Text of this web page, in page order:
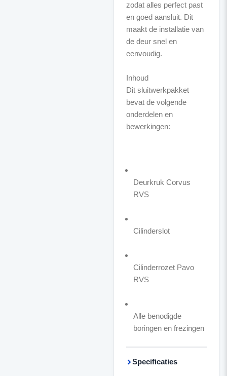
zodat alles perfect past
en goed aansluit. Dit
maakt de installatie van
de deur snel en
eenvoudig.
Inhoud
Dit sluitwerkpakket
bevat de volgende
onderdelen en
bewerkingen:
Deurkruk Corvus
RVS
Cilinderslot
Cilinderrozet Pavo
RVS
Alle benodigde
boringen en frezingen
Specificaties